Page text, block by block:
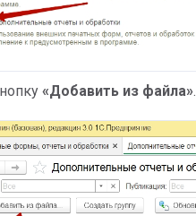
«Добавить из файла».